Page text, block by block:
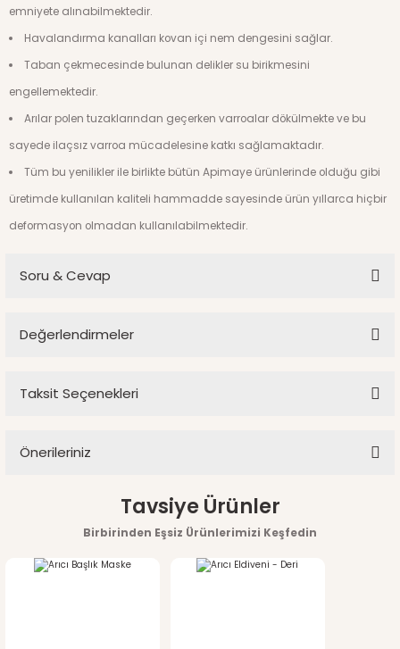
emniyete alınabilmektedir.
Havalandırma kanalları kovan içi nem dengesini sağlar.
Taban çekmecesinde bulunan delikler su birikmesini
engellemektedir.
Arılar polen tuzaklarından geçerken varroalar dökülmekte ve bu
sayede ilaçsız varroa mücadelesine katkı sağlamaktadır.
Tüm bu yenilikler ile birlikte bütün Apimaye ürünlerinde olduğu gibi
üretimde kullanılan kaliteli hammadde sayesinde ürün yıllarca hiçbir
deformasyon olmadan kullanılabilmektedir.
Soru & Cevap
Değerlendirmeler
Taksit Seçenekleri
Önerileriniz
Bu ürünün fiyat bilgisi, resim, ürün açıklamalarında ve diğer
konularda yetersiz gördüğünüz noktaları öneri formunu
Tavsiye Ürünler
Birbirinden Eşsiz Ürünlerimizi Keşfedin